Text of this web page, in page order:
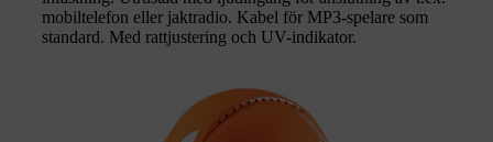
mobiltelefon eller jaktradio. Kabel för MP3-spelare som
standard. Med rattjustering och UV-indikator.